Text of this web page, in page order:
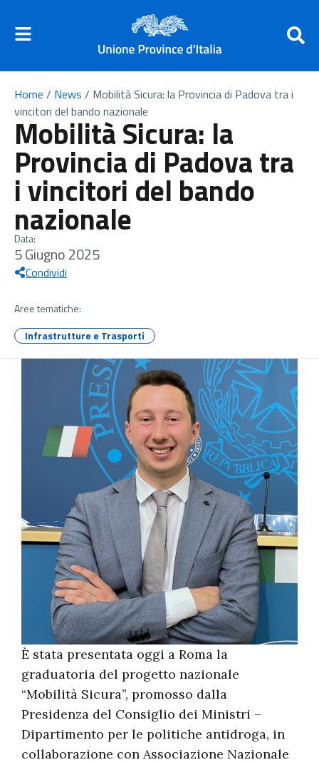
Home / News / Mobilità Sicura: la Provincia di Padova tra i
vincitori del bando nazionale
Mobilità Sicura: la
Provincia di Padova tra
i vincitori del bando
nazionale
Data:
5 Giugno 2025
Condividi
Aree tematiche:
Infrastrutture e Trasporti
È stata presentata oggi a Roma la
graduatoria del progetto nazionale
“Mobilità Sicura”, promosso dalla
Presidenza del Consiglio dei Ministri –
Dipartimento per le politiche antidroga, in
collaborazione con Associazione Nazionale